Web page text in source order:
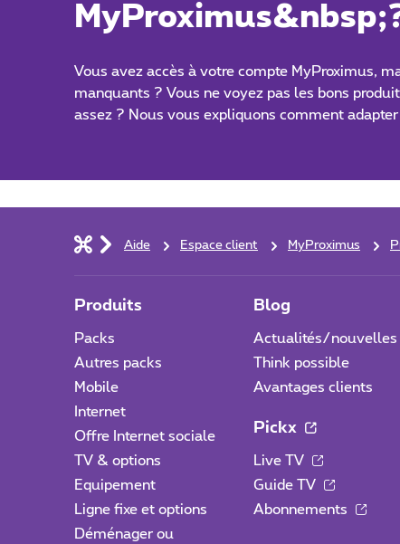
Vous avez accès à votre compte MyProximus,
manquants ? Vous ne voyez pas les bons
assez ? Nous vous expliquons comment adapter
Aide Espace client MyProximus
Produits
Packs
Autres packs
Mobile
Internet
Offre Internet sociale
TV & options
Equipement
Ligne fixe et options
Déménager ou
Blog
Actualités/nouvelles
Think possible
Avantages clients
Pickx
Live TV
Guide TV
Abonnements